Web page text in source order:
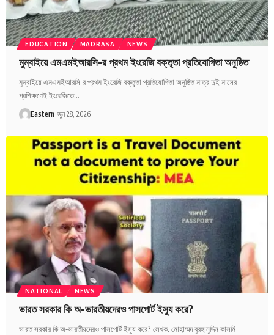
EDUCATION MADRASA NEWS
মুম্বাইয়ে এমএমইআরসি-র প্রথম ইংরেজি বক্তৃতা প্রতিযোগিতা অনুষ্ঠিত
মুম্বাইয়ে এমএমইআরসি-র প্রথম ইংরেজি বক্তৃতা প্রতিযোগিতা অনুষ্ঠিত মাত্র দুই মাসের
প্রশিক্ষণেই ইংরেজিতে…
Eastern জুন 28, 2026
NATIONAL NEWS
ভারত সরকার কি অ-ভারতীয়দেরও পাসপোর্ট ইস্যু করে?
ভারত সরকার কি অ-ভারতীয়দেরও পাসপোর্ট ইস্যু করে? লেখক: মোহাম্মদ বুরহানুদ্দিন কাসমি